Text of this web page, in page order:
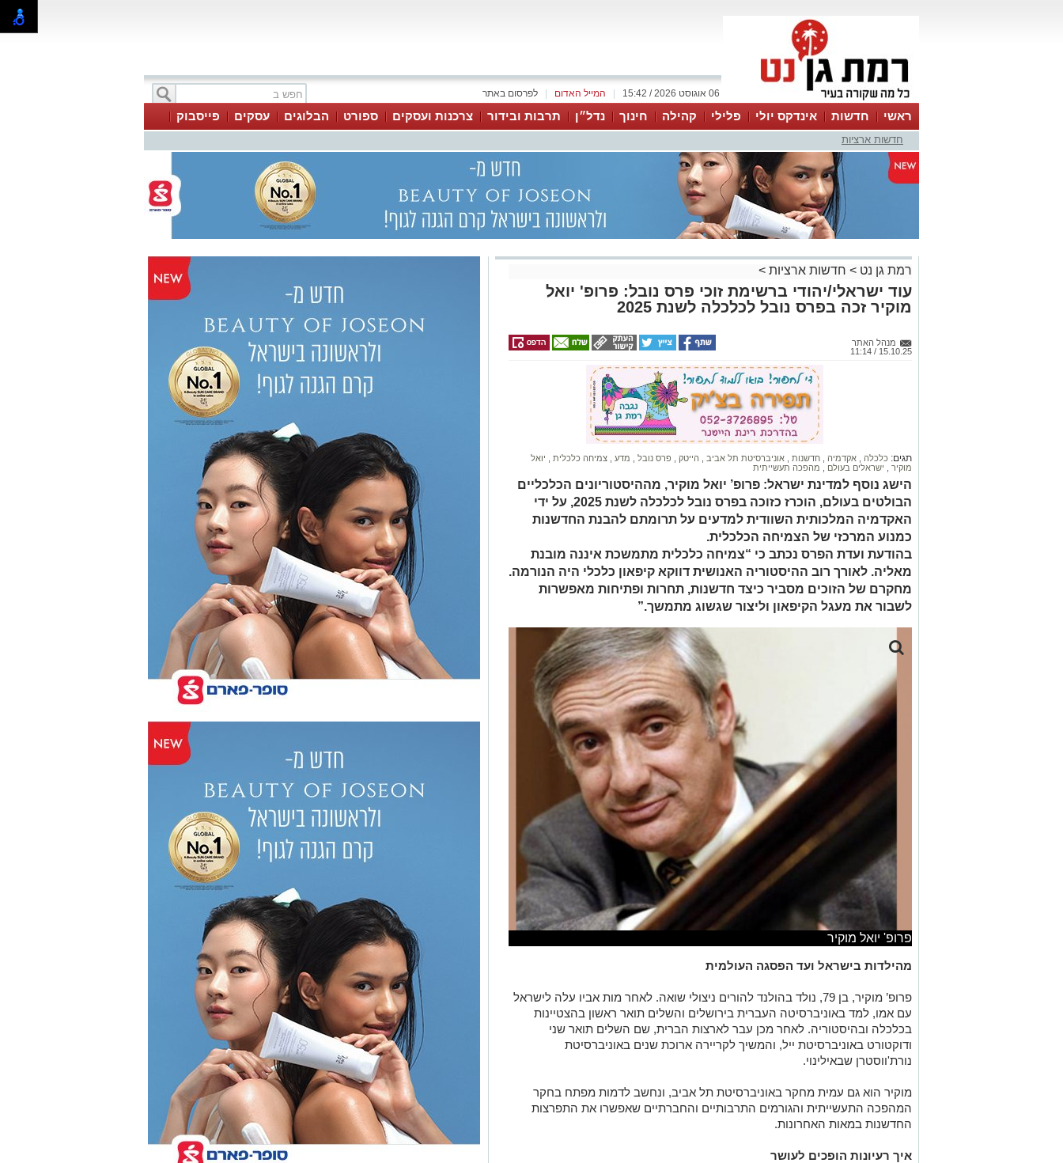
לפרסום באתר המייל האדום 06 אוגוסט 2026 / 15:42
ראשי חדשות אינדקס יולי פלילי קהילה חינוך נדל״ן תרבות ובידור צרכנות ועסקים ספורט הבלוגים עסקים
פייסבוק
ווטסאפ
חדשות ארציות
רמת גן נט > חדשות ארציות >
עוד ישראלי/יהודי ברשימת זוכי פרס נובל: פרופ' יואל
מוקיר זכה בפרס נובל לכלכלה לשנת 2025
מנהל האתר
15.10.25 / 11:14
תגים: כלכלה אקדמיה חדשנות אוניברסיטת תל אביב הייטק פרס נובל מדע צמיחה כלכלית
יואל
מוקיר
ישראלים בעולם מהפכה תעשייתית
הישג נוסף למדינת ישראל: פרופ’ יואל מוקיר, מההיסטוריונים הכלכליים
הבולטים בעולם, הוכרז כזוכה בפרס נובל לכלכלה לשנת 2025, על ידי
האקדמיה המלכותית השוודית למדעים על תרומתם להבנת החדשנות
כמנוע המרכזי של הצמיחה הכלכלית.
בהודעת ועדת הפרס נכתב כי “צמיחה כלכלית מתמשכת איננה מובנת
מאליה. לאורך רוב ההיסטוריה האנושית דווקא קיפאון כלכלי היה הנורמה.
מחקרם של הזוכים מסביר כיצד חדשנות, תחרות ופתיחות מאפשרות
לשבור את מעגל הקיפאון וליצור שגשוג מתמשך.”
פרופ' יואל מוקיר
מהילדות בישראל ועד הפסגה העולמית
פרופ’ מוקיר, בן 79, נולד בהולנד להורים ניצולי שואה. לאחר מות אביו עלה לישראל
עם אמו, למד באוניברסיטה העברית בירושלים והשלים תואר ראשון בהצטיינות
בכלכלה ובהיסטוריה. לאחר מכן עבר לארצות הברית, שם השלים תואר שני
ודוקטורט באוניברסיטת ייל, והמשיך לקריירה ארוכת שנים באוניברסיטת
נורת'ווסטרן שבאילינוי.
מוקיר הוא גם עמית מחקר באוניברסיטת תל אביב, ונחשב לדמות מפתח בחקר
המהפכה התעשייתית והגורמים התרבותיים והחברתיים שאפשרו את התפרצות
החדשנות במאות האחרונות.
איך רעיונות הופכים לעושר